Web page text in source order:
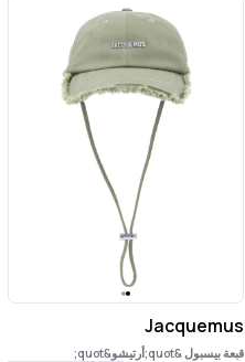
Jacquemus
قبعة بيسبول &quot;أرتيشو&quot;